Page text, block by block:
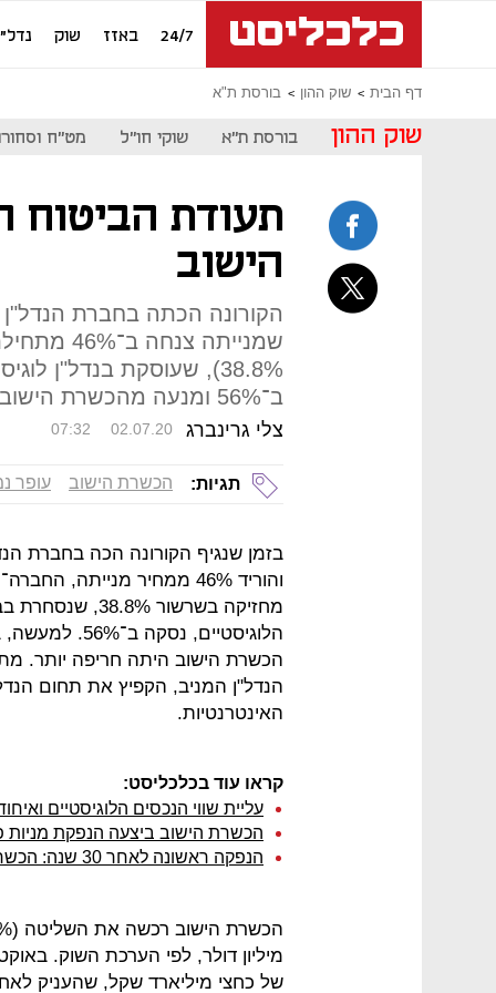
24/7 באזז שוק
דף הבית שוק ההון בורסת ת"א
שוק ההון בורסת ת"א שוקי חו"ל מט"ח
תעודת הביטוח
הישוב
הקורונה הכתה בחברת
(38.8%, שעוסקת בנדל"ן
ב־56% ומנעה מהכשרת הישוב צלילה חדה בהרבה
צלי גרינברג 07:32 02.07.20
תגיות: הכשרת הישוב עופר
בזמן שנגיף הקורונה הכה בחברת
מחזיקה בשרשור
הכשרת הישוב היתה חריפה יותר.
הנדל"ן המניב, הקפיץ את תחום
האינטרנטיות.
קראו עוד בכלכליסט:
עליית שווי הנכסים הלוגיסטיים
הכשרת הישוב ביצעה הנפקת מניות פרטית
הנפקה ראשונה לאחר 30 שנה: הכשרת הישוב גייסה 162 מיליון שקל